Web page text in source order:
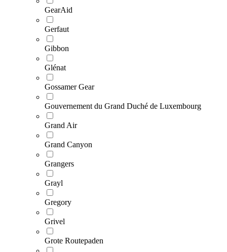
GearAid
Gerfaut
Gibbon
Glénat
Gossamer Gear
Gouvernement du Grand Duché de Luxembourg
Grand Air
Grand Canyon
Grangers
Grayl
Gregory
Grivel
Grote Routepaden